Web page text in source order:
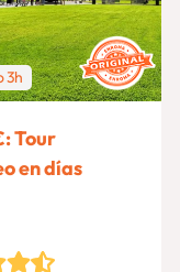
3h
Tour
en días